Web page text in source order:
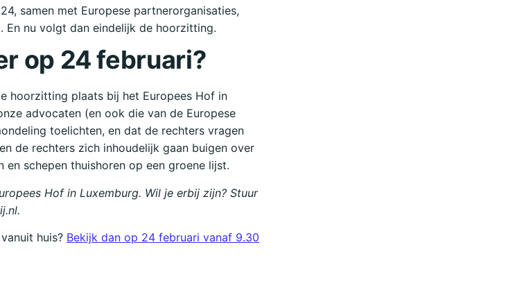
samen met Europese partnerorganisaties,
En nu volgt dan eindelijk de hoorzitting.
op 24 februari?
hoorzitting plaats bij het Europees Hof in
advocaten (en ook die van de Europese
toelichten, en dat de rechters vragen
de rechters zich inhoudelijk gaan buigen over
schepen thuishoren op een groene lijst.
Hof in Luxemburg. Wil je erbij zijn? Stuur
.nl.
huis? Bekijk dan op 24 februari vanaf 9.30